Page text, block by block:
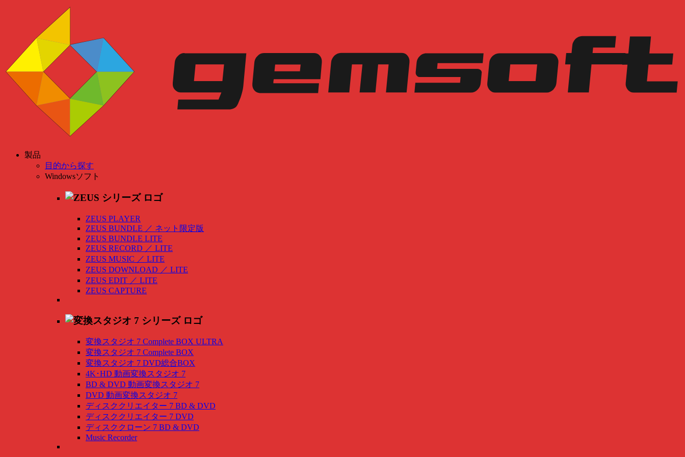
製品
目的から探す
Windowsソフト
ZEUS PLAYER
ZEUS BUNDLE ／ ネット限定版
ZEUS BUNDLE LITE
ZEUS RECORD ／ LITE
ZEUS MUSIC ／ LITE
ZEUS DOWNLOAD ／ LITE
ZEUS EDIT ／ LITE
ZEUS CAPTURE
変換スタジオ 7 Complete BOX ULTRA
変換スタジオ 7 Complete BOX
変換スタジオ 7 DVD総合BOX
4K･HD 動画変換スタジオ 7
BD & DVD 動画変換スタジオ 7
DVD 動画変換スタジオ 7
ディスククリエイター 7 BD & DVD
ディスククリエイター 7 DVD
ディスククローン 7 BD & DVD
Music Recorder